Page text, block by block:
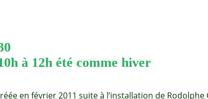
à 12h été comme hiver
en février 2011 suite à l’installation de